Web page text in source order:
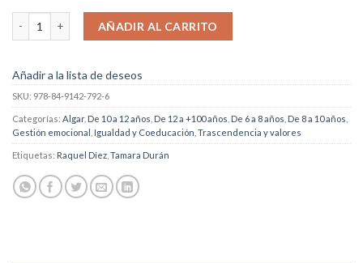
Mujeres que jugaban al escondite cantidad
AÑADIR AL CARRITO
Añadir a la lista de deseos
SKU: 978-84-9142-792-6
Categorías: Algar, De 10 a 12 años De 12 a +100 años De 6 a 8 años De 8 a 10 años
Gestión emocional Igualdad y Coeducación Trascendencia y valores
Etiquetas: Raquel Díez Tamara Durán